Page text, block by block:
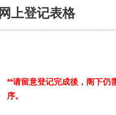
网上登记表格
**请留意登记完成後，阁下仍
序。